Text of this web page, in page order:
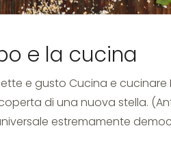
e la cucina
e gusto Cucina e
di una nuova stella.
estremamente